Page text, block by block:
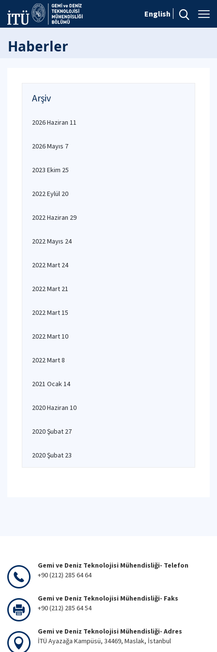
English
Haberler
Arşiv
2026 Haziran 11
2026 Mayıs 7
2023 Ekim 25
2022 Eylül 20
2022 Haziran 29
2022 Mayıs 24
2022 Mart 24
2022 Mart 21
2022 Mart 15
2022 Mart 10
2022 Mart 8
2021 Ocak 14
2020 Haziran 10
2020 Şubat 27
2020 Şubat 23
Gemi ve Deniz Teknolojisi Mühendisliği- Telefon
+90 (212) 285 64 64
Gemi ve Deniz Teknolojisi Mühendisliği- Faks
+90 (212) 285 64 54
Gemi ve Deniz Teknolojisi Mühendisliği- Adres
İTÜ Ayazağa Kampüsü, 34469, Maslak, İstanbul